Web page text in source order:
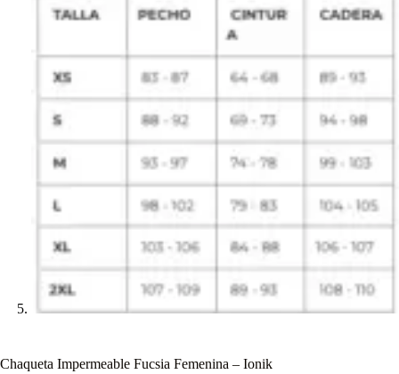
Chaqueta Impermeable Fucsia Femenina – Ionik